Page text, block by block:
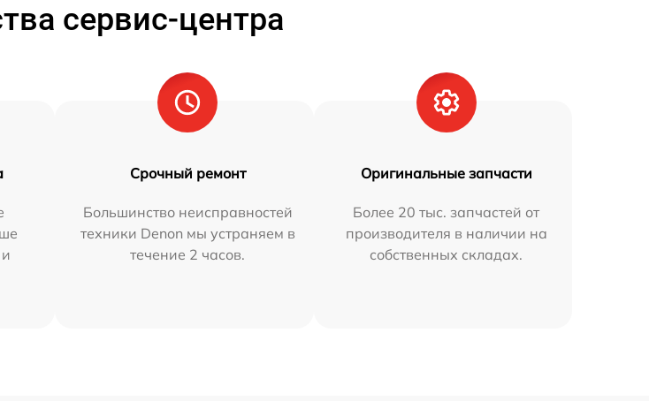
сервис-центра
Срочный ремонт
Большинство неисправностей
техники Denon мы устраняем в
течение 2 часов.
Оригинальные запчасти
Более 20 тыс. запчастей от
производителя в наличии на
собственных складах.